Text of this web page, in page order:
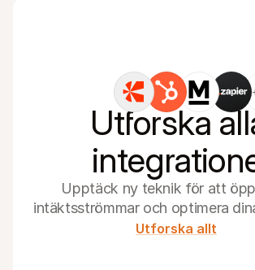
Utforska
Upptäck ny teknik för att
intäktsströmmar och optimera
Utforska allt